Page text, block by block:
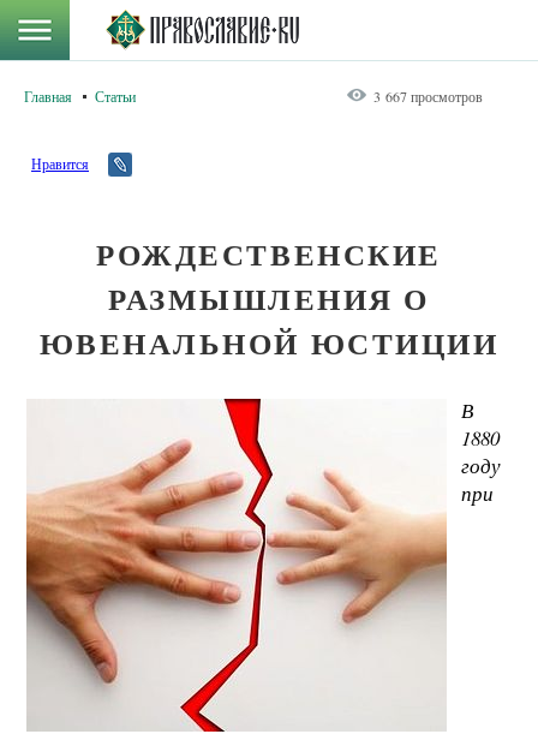
Главная Статьи 3 667 просмотров
Нравится
РОЖДЕСТВЕНСКИЕ
РАЗМЫШЛЕНИЯ О
ЮВЕНАЛЬНОЙ ЮСТИЦИИ
В
1880
году
при